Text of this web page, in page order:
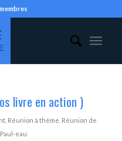
livre en action )
, Réunion à thème Réunion de
Paul-eau